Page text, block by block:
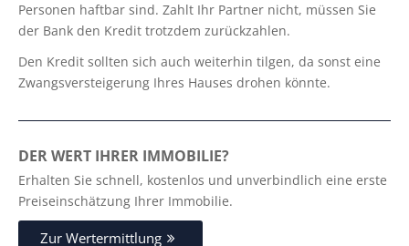
Personen haftbar sind. Zahlt Ihr Partner nicht, müssen Sie
der Bank den Kredit trotzdem zurückzahlen.
Den Kredit sollten sich auch weiterhin tilgen, da sonst eine
Zwangsversteigerung Ihres Hauses drohen könnte.
DER WERT IHRER IMMOBILIE?
Erhalten Sie schnell, kostenlos und unverbindlich eine erste
Preiseinschätzung Ihrer Immobilie.
Zur Wertermittlung